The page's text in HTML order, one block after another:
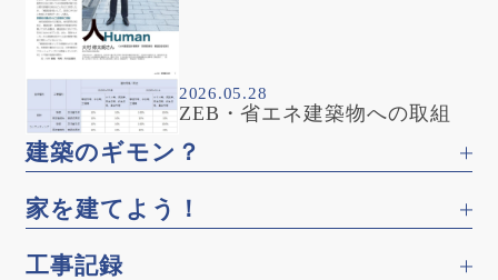
2026.05.28
ZEB・省エネ建築物への取組
建築のギモン？
家を建てよう！
工事記録